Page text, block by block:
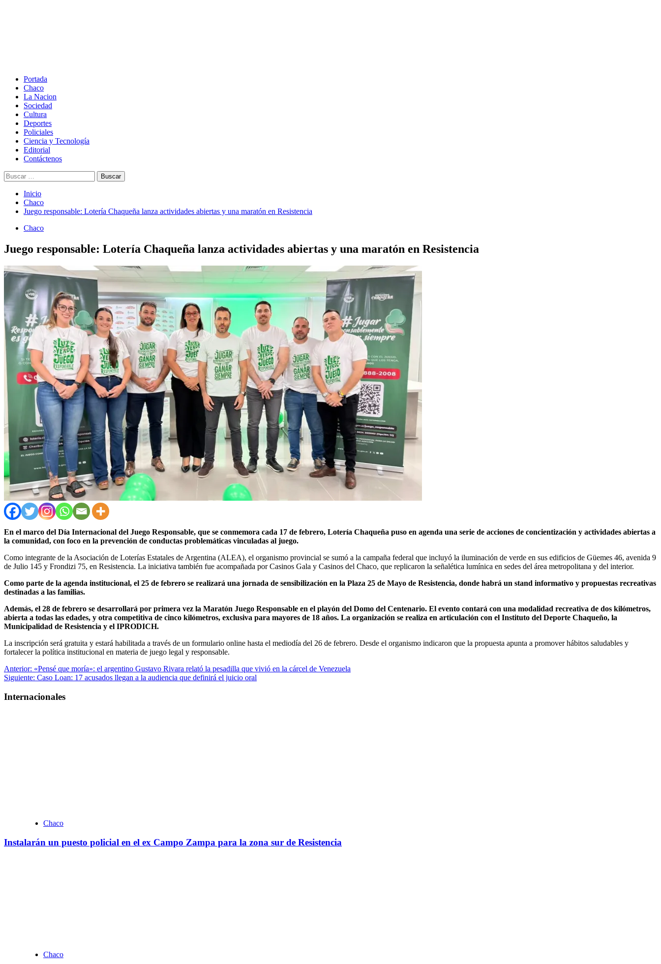
Portada
Chaco
La Nacion
Sociedad
Cultura
Deportes
Policiales
Ciencia y Tecnología
Editorial
Contáctenos
Buscar:
Inicio
Chaco
Juego responsable: Lotería Chaqueña lanza actividades abiertas y una maratón en Resistencia
Chaco
Juego responsable: Lotería Chaqueña lanza actividades abiertas y una maratón en Resistencia
En el marco del Día Internacional del Juego Responsable, que se conmemora cada 17 de febrero, Lotería Chaqueña puso en agenda una serie de acciones de concientización y actividades abiertas a
la comunidad, con foco en la prevención de conductas problemáticas vinculadas al juego.
Como integrante de la Asociación de Loterías Estatales de Argentina (ALEA), el organismo provincial se sumó a la campaña federal que incluyó la iluminación de verde en sus edificios de Güemes 46, avenida 9
de Julio 145 y Frondizi 75, en Resistencia. La iniciativa también fue acompañada por Casinos Gala y Casinos del Chaco, que replicaron la señalética lumínica en sedes del área metropolitana y del interior.
Como parte de la agenda institucional, el 25 de febrero se realizará una jornada de sensibilización en la Plaza 25 de Mayo de Resistencia, donde habrá un stand informativo y propuestas recreativas
destinadas a las familias.
Además, el 28 de febrero se desarrollará por primera vez la Maratón Juego Responsable en el playón del Domo del Centenario. El evento contará con una modalidad recreativa de dos kilómetros,
abierta a todas las edades, y otra competitiva de cinco kilómetros, exclusiva para mayores de 18 años. La organización se realiza en articulación con el Instituto del Deporte Chaqueño, la
Municipalidad de Resistencia y el IPRODICH.
La inscripción será gratuita y estará habilitada a través de un formulario online hasta el mediodía del 26 de febrero. Desde el organismo indicaron que la propuesta apunta a promover hábitos saludables y
fortalecer la política institucional en materia de juego legal y responsable.
Navegación
de
entradas
Anterior: «Pensé que moría»: el argentino Gustavo Rivara relató la pesadilla que vivió en la cárcel de Venezuela
Siguiente: Caso Loan: 17 acusados llegan a la audiencia que definirá el juicio oral
Internacionales
Chaco
Instalarán un puesto policial en el ex Campo Zampa para la zona sur de Resistencia
Chaco